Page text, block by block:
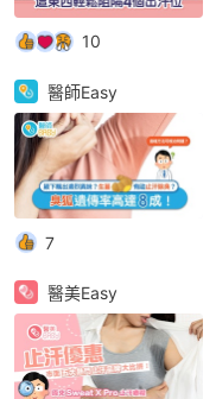
10
醫師Easy
7
醫美Easy